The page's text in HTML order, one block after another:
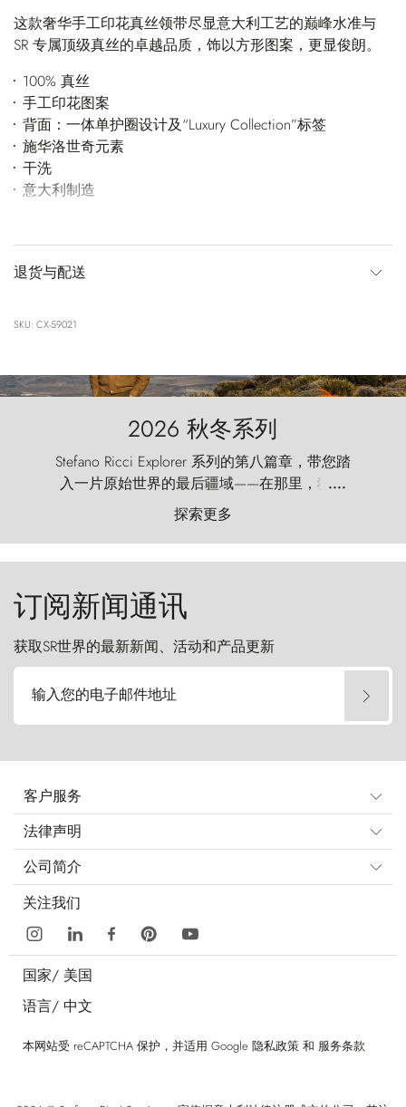
这款奢华手工印花真丝领带尽显意大利工艺的巅峰水准与
SR 专属顶级真丝的卓越品质，饰以方形图案，更显俊朗。
100% 真丝
手工印花图案
背面：一体单护圈设计及“Luxury Collection”标签
施华洛世奇元素
干洗
意大利制造
退货与配送
SKU: CX-59021
2026 秋冬系列
Stefano Ricci Explorer 系列的第八篇章，带您踏
入一片原始世界的最后疆域——在那里，狂风
以远古的怒号雕琢着自然，而百内塔（Torres
del Paine）则宛如石砌的哨兵，傲然向苍穹发
起挑战。
....
探索更多
订阅新闻通讯
获取SR世界的最新新闻、活动和产品更新
输入您的电子邮件地址
客户服务
法律声明
公司简介
关注我们
国家/ 美国
语言/ 中文
本网站受 reCAPTCHA 保护，并适用 Google 隐私政策 和 服务条款